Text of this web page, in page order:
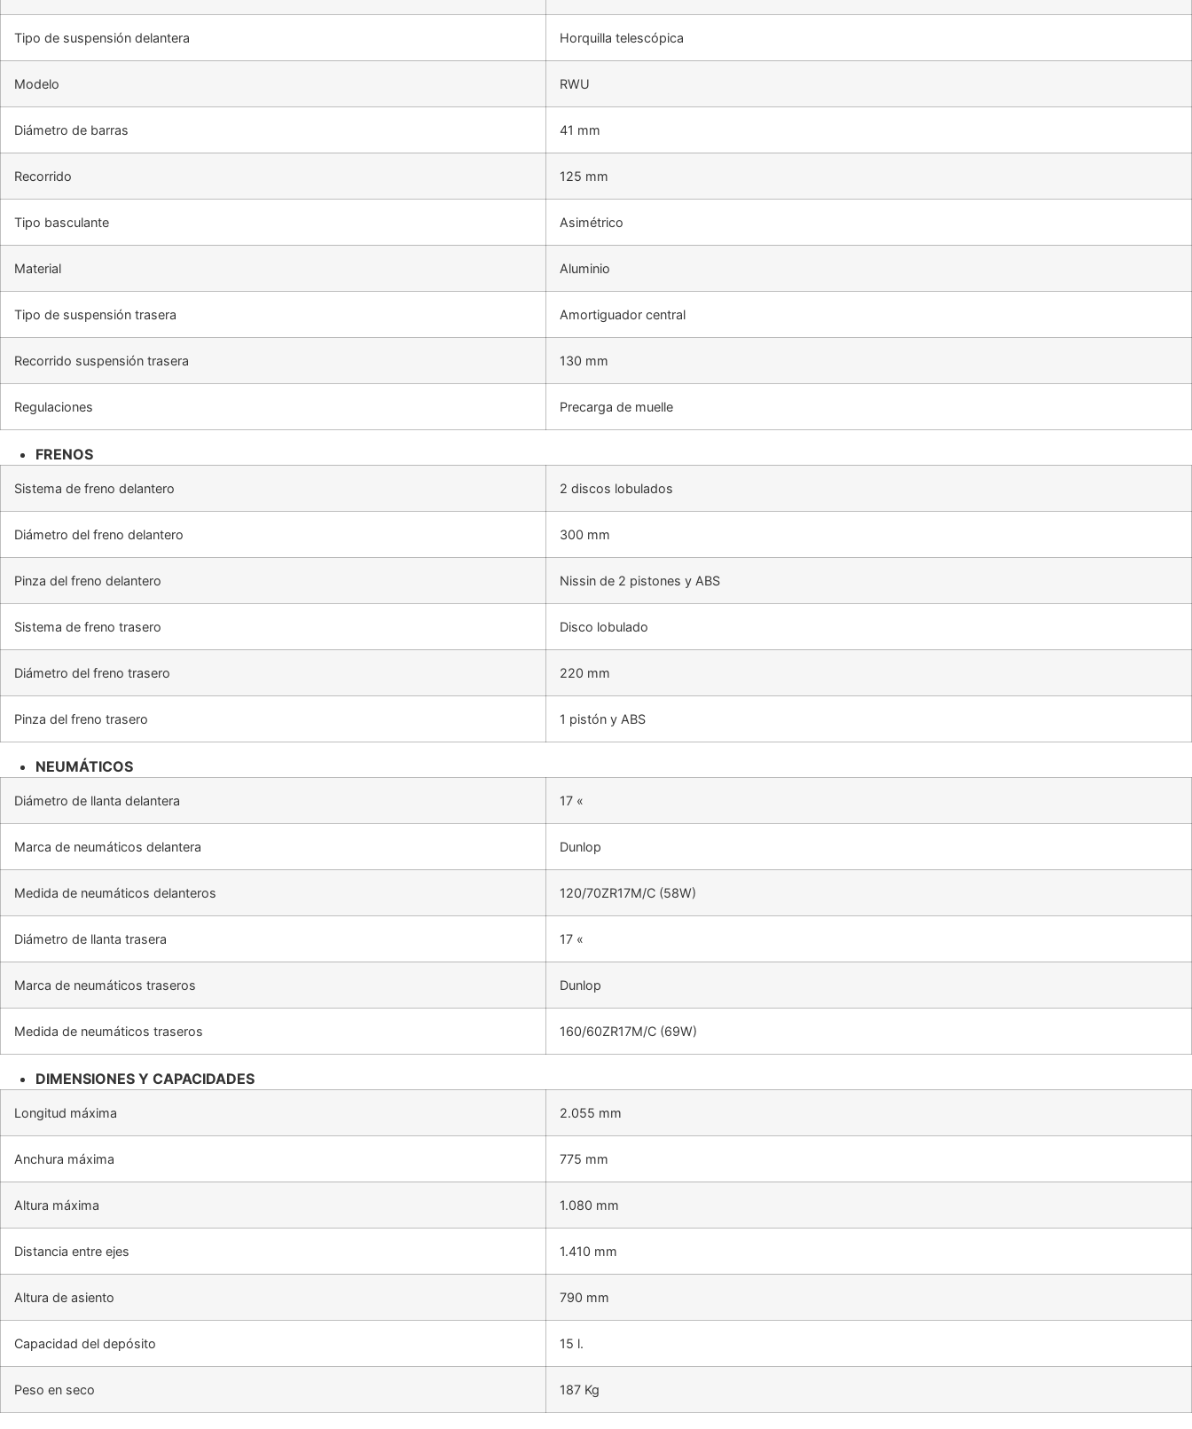
Tipo de suspensión delantera Horquilla telescópica
Modelo RWU
Diámetro de barras 41 mm
Recorrido 125 mm
Tipo basculante Asimétrico
Material Aluminio
Tipo de suspensión trasera Amortiguador central
Recorrido suspensión trasera 130 mm
Regulaciones Precarga de muelle
FRENOS
Sistema de freno delantero 2 discos lobulados
Diámetro del freno delantero 300 mm
Pinza del freno delantero Nissin de 2 pistones y ABS
Sistema de freno trasero Disco lobulado
Diámetro del freno trasero 220 mm
Pinza del freno trasero 1 pistón y ABS
NEUMÁTICOS
Diámetro de llanta delantera 17 «
Marca de neumáticos delantera Dunlop
Medida de neumáticos delanteros 120/70ZR17M/C (58W)
Diámetro de llanta trasera 17 «
Marca de neumáticos traseros Dunlop
Medida de neumáticos traseros 160/60ZR17M/C (69W)
DIMENSIONES Y CAPACIDADES
Longitud máxima 2.055 mm
Anchura máxima 775 mm
Altura máxima 1.080 mm
Distancia entre ejes 1.410 mm
Altura de asiento 790 mm
Capacidad del depósito 15 l.
Peso en seco 187 Kg